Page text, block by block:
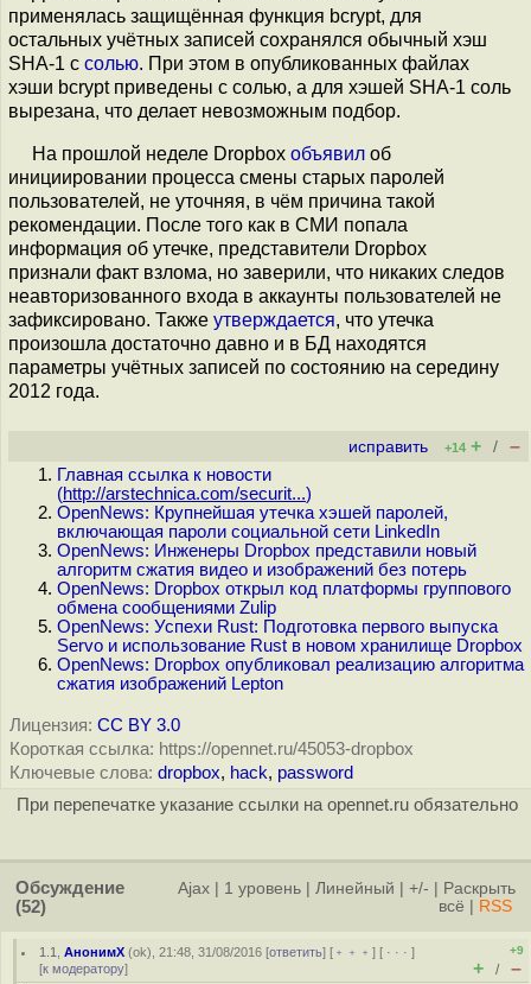
применялась защищённая функция bcrypt, для
остальных учётных записей сохранялся обычный хэш
SHA-1 с солью. При этом в опубликованных файлах
хэши bcrypt приведены с солью, а для хэшей SHA-1 соль
вырезана, что делает невозможным подбор.
На прошлой неделе Dropbox объявил об
инициировании процесса смены старых паролей
пользователей, не уточняя, в чём причина такой
рекомендации. После того как в СМИ попала
информация об утечке, представители Dropbox
признали факт взлома, но заверили, что никаких следов
неавторизованного входа в аккаунты пользователей не
зафиксировано. Также утверждается, что утечка
произошла достаточно давно и в БД находятся
параметры учётных записей по состоянию на середину
2012 года.
исправить +14 + / –
Главная ссылка к новости
(http://arstechnica.com/securit...)
OpenNews: Крупнейшая утечка хэшей паролей,
включающая пароли социальной сети LinkedIn
OpenNews: Инженеры Dropbox представили новый
алгоритм сжатия видео и изображений без потерь
OpenNews: Dropbox открыл код платформы группового
обмена сообщениями Zulip
OpenNews: Успехи Rust: Подготовка первого выпуска
Servo и использование Rust в новом хранилище Dropbox
OpenNews: Dropbox опубликовал реализацию алгоритма
сжатия изображений Lepton
Лицензия: CC BY 3.0
Короткая ссылка: https://opennet.ru/45053-dropbox
Ключевые слова: dropbox, hack, password
При перепечатке указание ссылки на opennet.ru обязательно
Обсуждение
(52)
Ajax 1 уровень Линейный +/-
Раскрыть
всё
RSS
1.1 ,АнонимХ (ok), 21:48, 31/08/2016 [ответить] [ ﹢﹢﹢] [ · · ·]
[к модератору]
+9
+ / –